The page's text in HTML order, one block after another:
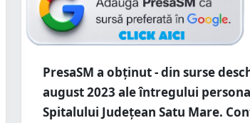
PresaSM a obținut - din surse
august 2023 ale întregului
Spitalului Județean Satu Mare.